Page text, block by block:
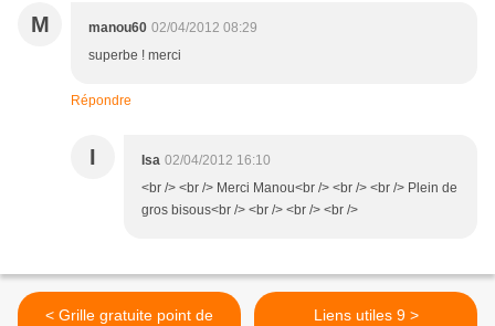
M manou60 02/04/2012 08:29
superbe ! merci
Répondre
I Isa 02/04/2012 16:10
<br /> <br /> Merci Manou<br /> <br /> <br /> Plein de
gros bisous<br /> <br /> <br /> <br />
< Grille gratuite point de
Liens utiles 9 >